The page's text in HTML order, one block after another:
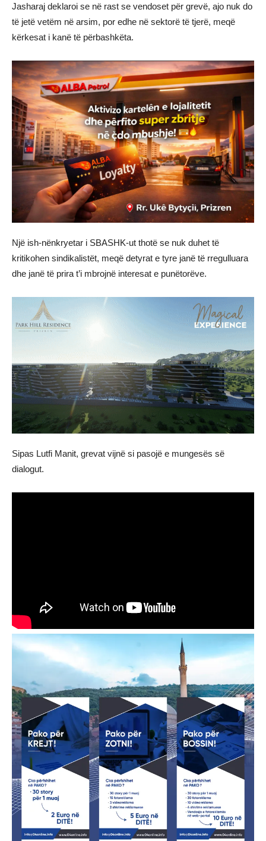
Jasharaj deklaroi se në rast se vendoset për grevë, ajo nuk do
të jetë vetëm në arsim, por edhe në sektorë të tjerë, meqë
kërkesat i kanë të përbashkëta.
Një ish-nënkryetar i SBASHK-ut thotë se nuk duhet të
kritikohen sindikalistët, meqë detyrat e tyre janë të rregulluara
dhe janë të prira t’i mbrojnë interesat e punëtorëve.
Sipas Lutfi Manit, grevat vijnë si pasojë e mungesës së
dialogut.